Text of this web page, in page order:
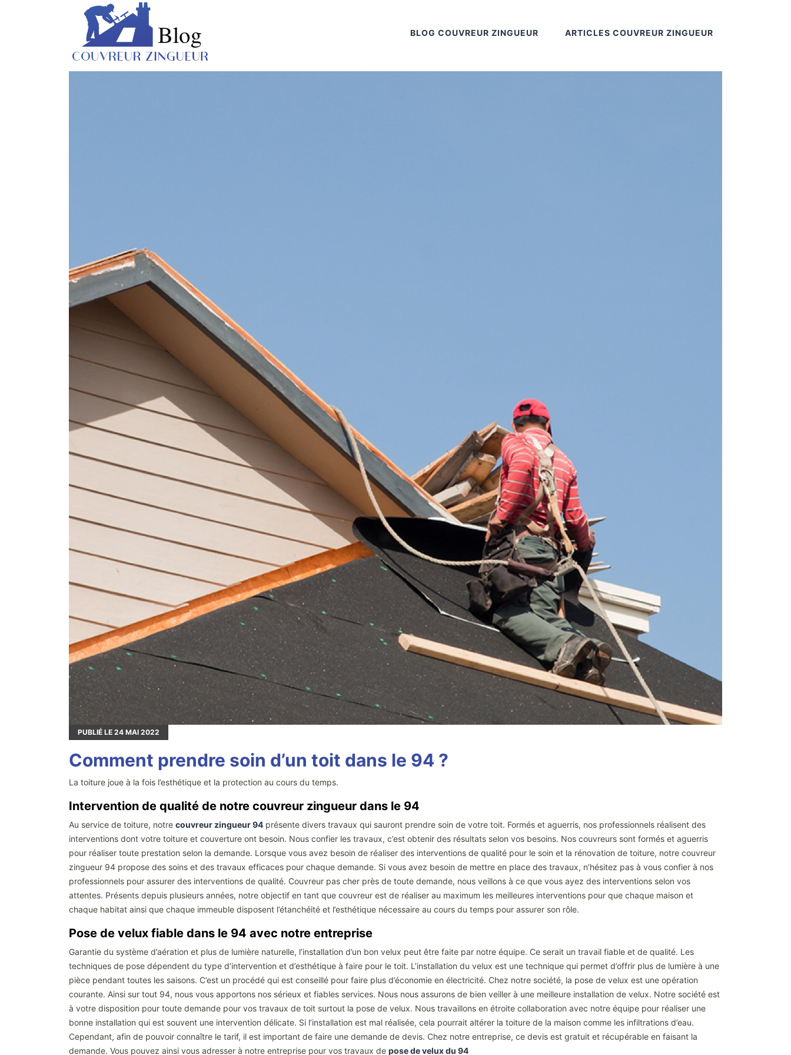
BLOG COUVREUR ZINGUEUR ARTICLES COUVREUR ZINGUEUR
PUBLIÉ LE 24 MAI 2022
Comment prendre soin d’un toit dans le 94 ?
La toiture joue à la fois l’esthétique et la protection au cours du temps.
Intervention de qualité de notre couvreur zingueur dans le 94
Au service de toiture, notre couvreur zingueur 94 présente divers travaux qui sauront prendre soin de votre toit. Formés et aguerris, nos professionnels réalisent des
interventions dont votre toiture et couverture ont besoin. Nous confier les travaux, c’est obtenir des résultats selon vos besoins. Nos couvreurs sont formés et aguerris
pour réaliser toute prestation selon la demande. Lorsque vous avez besoin de réaliser des interventions de qualité pour le soin et la rénovation de toiture, notre couvreur
zingueur 94 propose des soins et des travaux efficaces pour chaque demande. Si vous avez besoin de mettre en place des travaux, n’hésitez pas à vous confier à nos
professionnels pour assurer des interventions de qualité. Couvreur pas cher près de toute demande, nous veillons à ce que vous ayez des interventions selon vos
attentes. Présents depuis plusieurs années, notre objectif en tant que couvreur est de réaliser au maximum les meilleures interventions pour que chaque maison et
chaque habitat ainsi que chaque immeuble disposent l’étanchéité et l’esthétique nécessaire au cours du temps pour assurer son rôle.
Pose de velux fiable dans le 94 avec notre entreprise
Garantie du système d’aération et plus de lumière naturelle, l’installation d’un bon velux peut être faite par notre équipe. Ce serait un travail fiable et de qualité. Les
techniques de pose dépendent du type d’intervention et d’esthétique à faire pour le toit. L’installation du velux est une technique qui permet d’offrir plus de lumière à une
pièce pendant toutes les saisons. C’est un procédé qui est conseillé pour faire plus d’économie en électricité. Chez notre société, la pose de velux est une opération
courante. Ainsi sur tout 94, nous vous apportons nos sérieux et fiables services. Nous nous assurons de bien veiller à une meilleure installation de velux. Notre société est
à votre disposition pour toute demande pour vos travaux de toit surtout la pose de velux. Nous travaillons en étroite collaboration avec notre équipe pour réaliser une
bonne installation qui est souvent une intervention délicate. Si l’installation est mal réalisée, cela pourrait altérer la toiture de la maison comme les infiltrations d’eau.
Cependant, afin de pouvoir connaître le tarif, il est important de faire une demande de devis. Chez notre entreprise, ce devis est gratuit et récupérable en faisant la
demande. Vous pouvez ainsi vous adresser à notre entreprise pour vos travaux de pose de velux du 94